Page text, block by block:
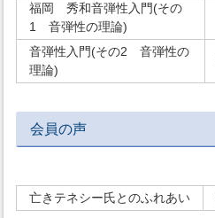
福岡 秀和音弾性入門(その
1 音弾性の理論)
音弾性入門(その2 音弾性の
理論)
会員の声
亡きテネシー氏とのふれあい